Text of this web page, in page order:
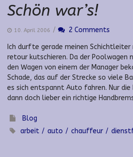
Schön war’s!
10. April 2006 / 2 Comments
Ich durfte gerade meinen
retour kutschieren. Da der Poolwagen
den Wagen von einem der Manager
Schade, das auf der Strecke so viele
es sich entspannt Auto fahren. Nur die
dann doch lieber ein richtige
Blog
arbeit
auto chauffeur